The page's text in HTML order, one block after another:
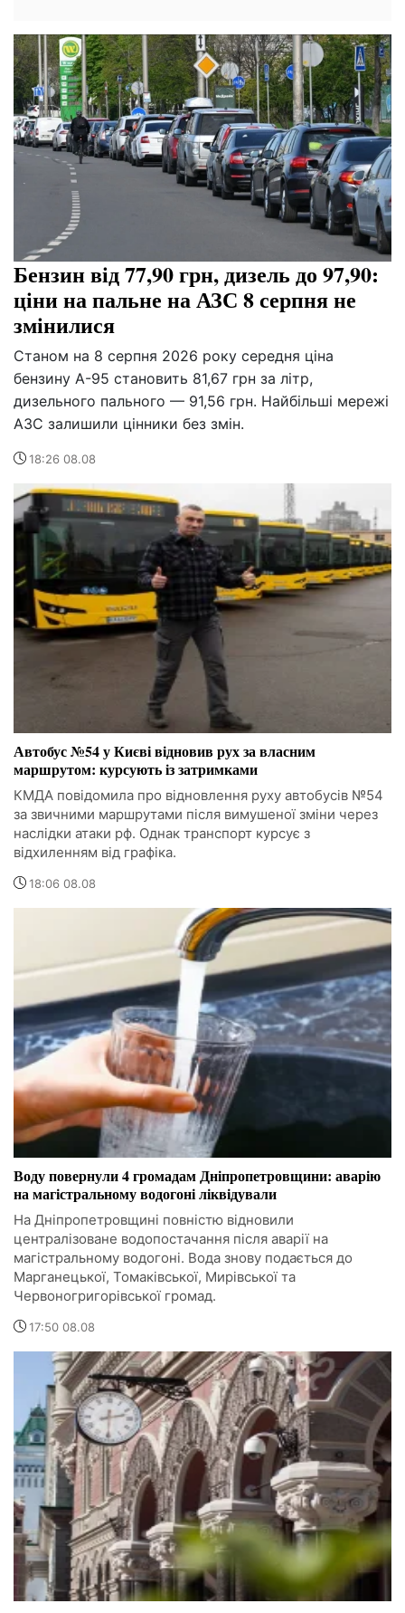
Бензин від 77,90 грн, дизель до 97,90:
ціни на пальне на АЗС 8 серпня не
змінилися
Станом на 8 серпня 2026 року середня ціна
бензину А-95 становить 81,67 грн за літр,
дизельного пального — 91,56 грн. Найбільші мережі
АЗС залишили цінники без змін.
18:26 08.08
Автобус №54 у Києві відновив рух за власним
маршрутом: курсують із затримками
КМДА повідомила про відновлення руху автобусів №54
за звичними маршрутами після вимушеної зміни через
наслідки атаки рф. Однак транспорт курсує з
відхиленням від графіка.
18:06 08.08
Воду повернули 4 громадам Дніпропетровщини: аварію
на магістральному водогоні ліквідували
На Дніпропетровщині повністю відновили
централізоване водопостачання після аварії на
магістральному водогоні. Вода знову подається до
Марганецької, Томаківської, Мирівської та
Червоногригорівської громад.
17:50 08.08